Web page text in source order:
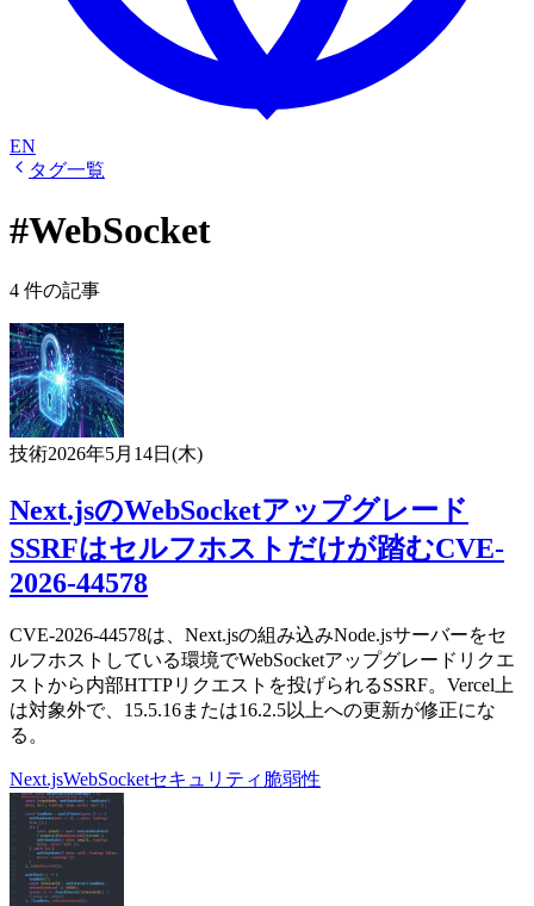
EN
タグ一覧
#WebSocket
4 件の記事
技術2026年5月14日(木)
Next.jsのWebSocketアップグレード
SSRFはセルフホストだけが踏むCVE-
2026-44578
CVE-2026-44578は、Next.jsの組み込みNode.jsサーバーをセ
ルフホストしている環境でWebSocketアップグレードリクエ
ストから内部HTTPリクエストを投げられるSSRF。Vercel上
は対象外で、15.5.16または16.2.5以上への更新が修正にな
る。
Next.jsWebSocketセキュリティ 脆弱性